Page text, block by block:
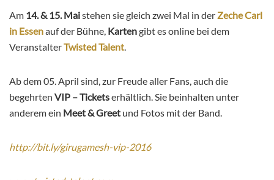
Am 14. & 15. Maistehen sie gleich zwei Mal in derZeche Carl
in Essenauf der Bühne, Kartengibt es online bei dem
VeranstalterTwisted Talent.
Ab dem 05. April sind, zur Freude aller Fans, auch die
begehrten VIP – Ticketserhältlich. Sie beinhalten unter
anderem ein Meet & Greet und Fotos mit der Band.
http://bit.ly/girugamesh-vip-2016